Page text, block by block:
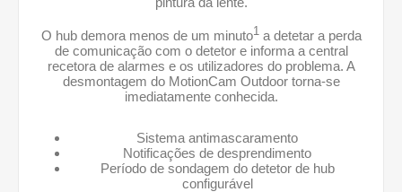
O hub demora menos de um minuto1a detetar a perda
de comunicação com o detetor e informa a central
recetora de alarmes e os utilizadores do problema. A
desmontagem do MotionCam Outdoor torna-se
imediatamente conhecida.
Sistema antimascaramento
Notificações de desprendimento
Período de sondagem do detetor de hub
configurável